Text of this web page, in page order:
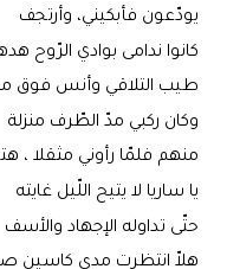
يودّعون فأبكيني، وأرتجف
كانوا ندامى بوادي الرّوح
طيب التلاقي وأنس فوق
وكان ركبي مدّ الطّرف منزلة
منهم فلمّا رأوني مثقلا ،
يا ساريا لا يتيح اللّيل غايته
حتّى تداوله الإجهاد والأسف
هلاّ انتظرت مدى كاسين